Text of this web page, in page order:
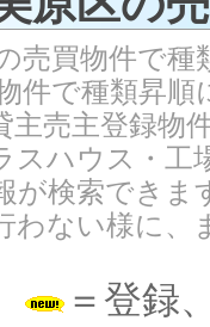
売買物件で
件で種類昇
主売主登録物
スハウス・
が検索でき
わない様に
＝登録